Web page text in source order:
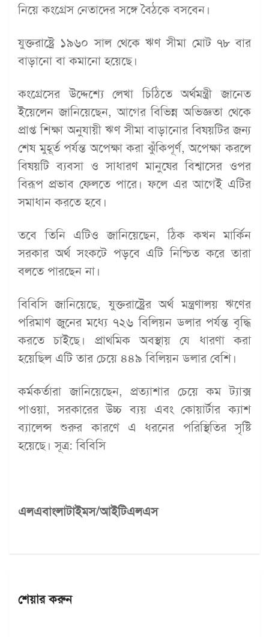
নিয়ে কংগ্রেস নেতাদের সঙ্গে বৈঠকে বসবেন।
যুক্তরাষ্ট্রে ১৯৬০ সাল থেকে ঋণ সীমা মোট ৭৮ বার
বাড়ানো বা কমানো হয়েছে।
কংগ্রেসের উদ্দেশ্যে লেখা চিঠিতে অর্থমন্ত্রী জানেত
ইয়েলেন জানিয়েছেন, আগের বিভিন্ন অভিজ্ঞতা থেকে
প্রাপ্ত শিক্ষা অনুযায়ী ঋণ সীমা বাড়ানোর বিষয়টির জন্য
শেষ মুহূর্ত পর্যন্ত অপেক্ষা করা ঝুঁকিপূর্ণ, অপেক্ষা করলে
বিষয়টি ব্যবসা ও সাধারণ মানুষের বিশ্বাসের ওপর
বিরূপ প্রভাব ফেলতে পারে। ফলে এর আগেই এটির
সমাধান করতে হবে।
তবে তিনি এটিও জানিয়েছেন, ঠিক কখন মার্কিন
সরকার অর্থ সংকটে পড়বে এটি নিশ্চিত করে তারা
বলতে পারছেন না।
বিবিসি জানিয়েছে, যুক্তরাষ্ট্রের অর্থ মন্ত্রণালয় ঋণের
পরিমাণ জুনের মধ্যে ৭২৬ বিলিয়ন ডলার পর্যন্ত বৃদ্ধি
করতে চাইছে। প্রাথমিক অবস্থায় যে ধারণা করা
হয়েছিল এটি তার চেয়ে ৪৪৯ বিলিয়ন ডলার বেশি।
কর্মকর্তারা জানিয়েছেন, প্রত্যাশার চেয়ে কম ট্যাক্স
পাওয়া, সরকারের উচ্চ ব্যয় এবং কোয়ার্টার ক্যাশ
ব্যালেন্স শুরুর কারণে এ ধরনের পরিস্থিতির সৃষ্টি
হয়েছে। সূত্র: বিবিসি
এলএবাংলাটাইমস/আইটিএলএস
শেয়ার করুন